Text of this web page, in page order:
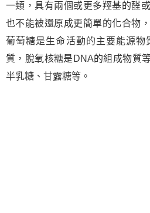
一類，具有兩個或更多羥基的醛
也不能被還原成更簡單的化合物
葡萄糖是生命活動的主要能源物
質，脫氧核糖是DNA的組成物質
半乳糖、甘露糖等。